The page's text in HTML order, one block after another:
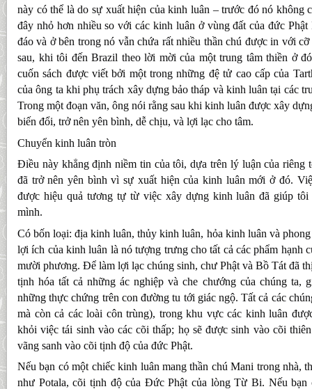
này có thể là do sự xuất hiện của kinh luân – trước đó nó không
đây nhỏ hơn nhiều so với các kinh luân ở vùng đất của đức
đáo và ở bên trong nó vẫn chứa rất nhiều thần chú được in với
sau, khi tôi đến Brazil theo lời mời của một trung tâm thiền ở
cuốn sách được viết bởi một trong những đệ tử cao cấp của
của ông ta khi phụ trách xây dựng bảo tháp và kinh luân tại các
Trong một đoạn văn, ông nói rằng sau khi kinh luân được xây
biến đổi, trở nên yên bình, dễ chịu, và lợi lạc cho tâm.
Chuyển kinh luân tròn
Điều này khẳng định niềm tin của tôi, dựa trên lý luận của riêng
đã trở nên yên bình vì sự xuất hiện của kinh luân mới ở đó.
được hiệu quả tương tự từ việc xây dựng kinh luân đã giúp tôi
mình.
Có bốn loại: địa kinh luân, thủy kinh luân, hỏa kinh luân và
lợi ích của kinh luân là nó tượng trưng cho tất cả các phẩm hạnh
mười phương. Để làm lợi lạc chúng sinh, chư Phật và Bồ Tát đã
tịnh hóa tất cả những ác nghiệp và che chướng của chúng ta,
những thực chứng trên con đường tu tới giác ngộ. Tất cả các
mà còn cả các loài côn trùng), trong khu vực các kinh luân
khỏi việc tái sinh vào các cõi thấp; họ sẽ được sinh vào cõi
vãng sanh vào cõi tịnh độ của đức Phật.
Nếu bạn có một chiếc kinh luân mang thần chú Mani trong nhà,
như Potala, cõi tịnh độ của Đức Phật của lòng Từ Bi. Nếu bạn